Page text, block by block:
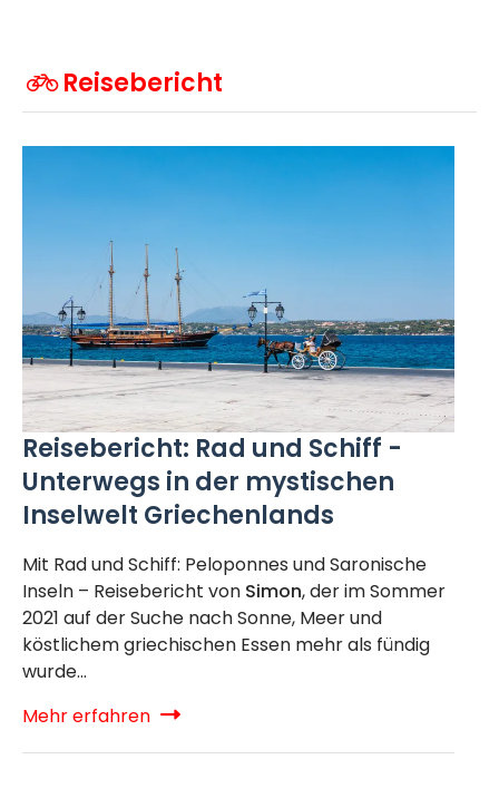
Reisebericht
Reisebericht: Rad und Schiff -
Unterwegs in der mystischen
Inselwelt Griechenlands
Mit Rad und Schiff: Peloponnes und Saronische
Inseln – Reisebericht von Simon, der im Sommer
2021 auf der Suche nach Sonne, Meer und
köstlichem griechischen Essen mehr als fündig
wurde…
Mehr erfahren